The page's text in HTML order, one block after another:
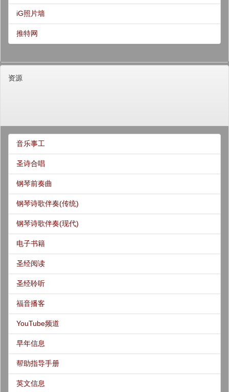
iG照片墙
推特网
资源
音乐事工
圣诗合唱
钢琴前奏曲
钢琴诗歌伴奏(传统)
钢琴诗歌伴奏(现代)
电子书籍
圣经阅读
圣经聆听
福音播客
YouTube频道
早年信息
帮助指导手册
英文信息